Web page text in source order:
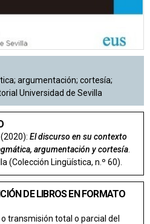
argumentación; cortesía;
Universidad de Sevilla
El discurso en su contexto
argumentación y cortesía
(Colección Lingüística, n.º 60).
DE LIBROS EN FORMATO
transmisión total o parcial del